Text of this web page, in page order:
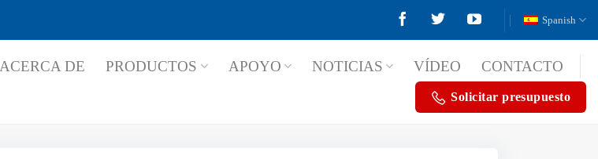
Spanish
ACERCA DE PRODUCTOS APOYO NOTICIAS VÍDEO CONTACTO
Solicitar presupuesto